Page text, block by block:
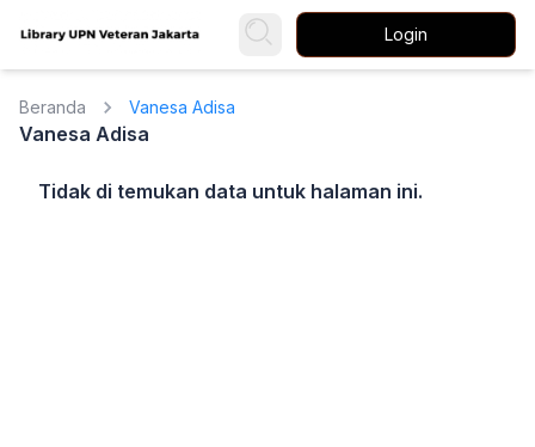
Login
Beranda Vanesa Adisa
Vanesa Adisa
Tidak di temukan data untuk halaman ini.